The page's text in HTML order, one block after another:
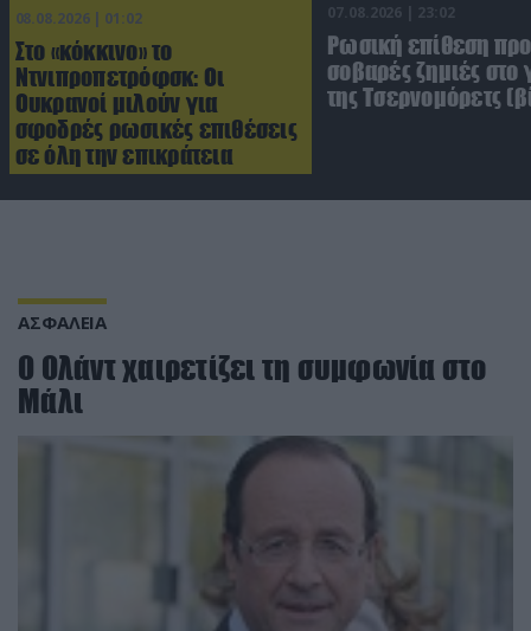
08.08.2026 | 01:02
Στο «κόκκινο» το
Ντνιπροπετρόφσκ: Οι
Ουκρανοί μιλούν για
σφοδρές ρωσικές επιθέσεις
σε όλη την επικράτεια
07.08.2026 | 23:02
Ρωσική επίθεση
σοβαρές ζημιές στο
της Τσερνομόρετς
ΑΣΦΑΛΕΙΑ
Ο Ολάντ χαιρετίζει τη συμφωνία στο
Μάλι